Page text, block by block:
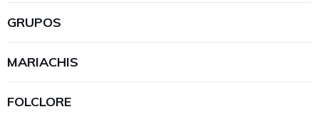
GRUPOS
MARIACHIS
FOLCLORE